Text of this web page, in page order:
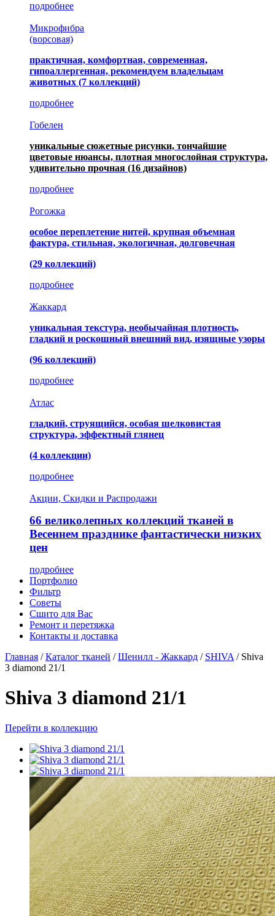
подробнее
Микрофибра
(ворсовая)
практичная, комфортная, современная,
гипоаллергенная, рекомендуем владельцам
животных (7 коллекций)
подробнее
Гобелен
уникальные сюжетные рисунки, тончайшие
цветовые нюансы, плотная многослойная структура,
удивительно прочная (16 дизайнов)
подробнее
Рогожка
особое переплетение нитей, крупная объемная
фактура, стильная, экологичная, долговечная
(29 коллекций)
подробнее
Жаккард
уникальная текстура, необычайная плотность,
гладкий и роскошный внешний вид, изящные узоры
(96 коллекций)
подробнее
Атлас
гладкий, струящийся, особая шелковистая
структура, эффектный глянец
(4 коллекции)
подробнее
Акции, Скидки и Распродажи
66 великолепных коллекций тканей в
Весеннем празднике фантастически низких
цен
подробнее
Портфолио
Фильтр
Советы
Сшито для Вас
Ремонт и перетяжка
Контакты и доставка
Главная / Каталог тканей / Шенилл - Жаккард / SHIVA / Shiva
3 diamond 21/1
Shiva 3 diamond 21/1
Перейти в коллекцию